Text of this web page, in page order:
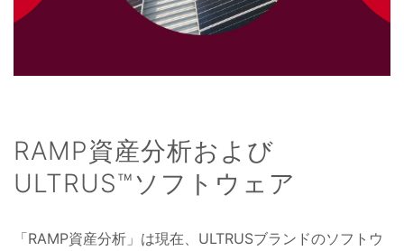
RAMP資産分析および
ULTRUS™ソフトウェア
「RAMP資産分析」は現在、ULTRUSブランドのソフトウ